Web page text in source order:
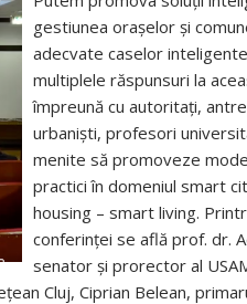
gestiunea orașelor și
adecvate caselor
multiplele răspunsuri la
împreună cu autoritați,
urbaniști, profesori
menite să promoveze
practici în domeniul smart
housing – smart living.
conferinței se află prof. dr.
senator și prorector al
Cluj, Ciprian Belean,